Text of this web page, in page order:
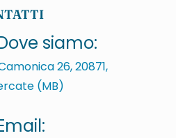
siamo:
26, 20871,
(MB)